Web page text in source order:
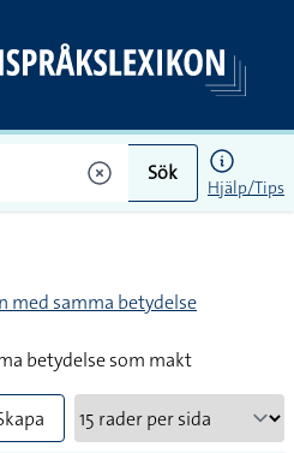
Sök
Hjälp/Tips
med samma betydelse
betydelse som makt